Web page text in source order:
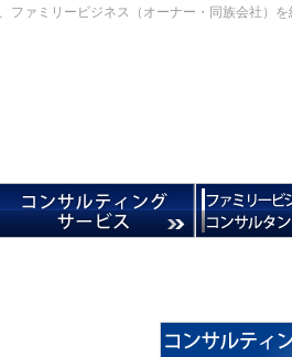
ファミリービジネス（オーナー・同族会社）